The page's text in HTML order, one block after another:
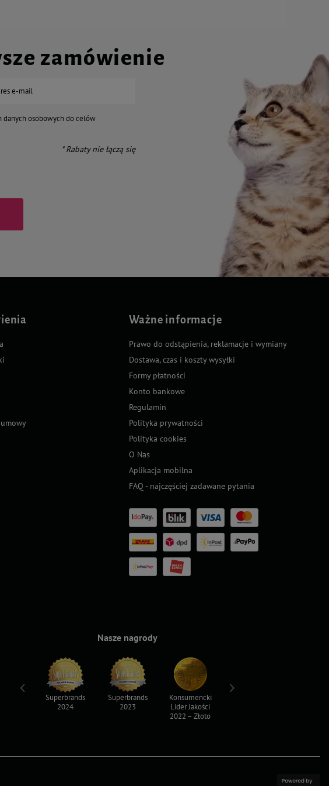
zamówienie
e-mail
danych osobowych do celów
* Rabaty nie łączą się
Ważne informacje
Prawo do odstąpienia, reklamacje i wymiany
Dostawa, czas i koszty wysyłki
Formy płatności
Konto bankowe
Regulamin
Polityka prywatności
Polityka cookies
O Nas
Aplikacja mobilna
FAQ - najczęściej zadawane pytania
Nasze nagrody
Superbrands
2024
Superbrands
2023
Konsumencki
Lider Jakości
2022 – Złoto